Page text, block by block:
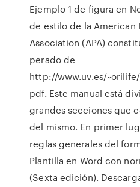
Ejemplo 1 de figura en
de estilo de la American
Association (APA)
perado de
http://www.uv.es/
pdf. Este manual está
grandes secciones que
del mismo. En primer
reglas generales del
Plantilla en Word con
(Sexta edición).